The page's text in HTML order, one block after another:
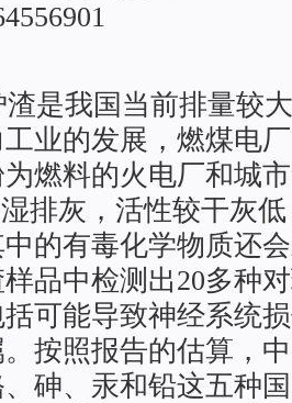
是我国当前排量较
业的发展，燃煤电
燃料的火电厂和城
排灰，活性较干灰
的有毒化学物质还
品中检测出20多种
可能导致神经系统
按照报告的估算，
砷、汞和铅这五种